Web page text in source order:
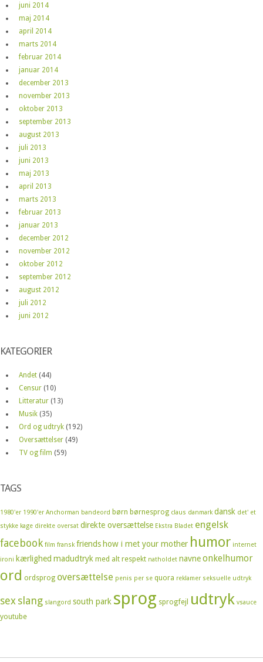
juni 2014
maj 2014
april 2014
marts 2014
februar 2014
januar 2014
december 2013
november 2013
oktober 2013
september 2013
august 2013
juli 2013
juni 2013
maj 2013
april 2013
marts 2013
februar 2013
januar 2013
december 2012
november 2012
oktober 2012
september 2012
august 2012
juli 2012
juni 2012
KATEGORIER
Andet (44)
Censur (10)
Litteratur (13)
Musik (35)
Ord og udtryk (192)
Oversættelser (49)
TV og film (59)
TAGS
1980'er 1990'er Anchorman bandeord børn børnesprog claus danmark dansk det' et
stykke kage direkte oversat direkte oversættelse Ekstra Bladet engelsk
facebook film fransk friends how i met your mother humor internet
ironi kærlighed madudtryk med alt respekt natholdet navneonkelhumor
ord ordsprog oversættelse penis per se quora reklamer seksuelle udtryk
sexslang slangord south park sprog sprogfejl udtryk vsauce
youtube